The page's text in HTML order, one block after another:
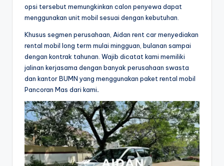
opsi tersebut memungkinkan calon penyewa dapat
menggunakan unit mobil sesuai dengan kebutuhan.
Khusus segmen perusahaan, Aidan rent car menyediakan
rental mobil long term mulai mingguan, bulanan sampai
dengan kontrak tahunan. Wajib dicatat kami memiliki
jalinan kerjasama dengan banyak perusahaan swasta
dan kantor BUMN yang menggunakan paket rental mobil
Pancoran Mas dari kami.